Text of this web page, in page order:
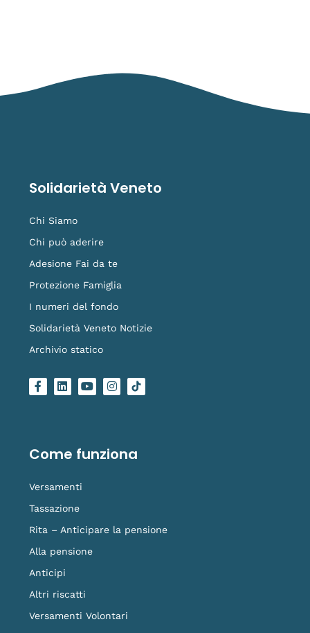
Solidarietà Veneto
Chi Siamo
Chi può aderire
Adesione Fai da te
Protezione Famiglia
I numeri del fondo
Solidarietà Veneto Notizie
Archivio statico
F
a
o
k
L
i
i
n
Y
o
e
I
n
r
a
L
o
i
k
Come funziona
Versamenti
Tassazione
Rita – Anticipare la pensione
Alla pensione
Anticipi
Altri riscatti
Versamenti Volontari